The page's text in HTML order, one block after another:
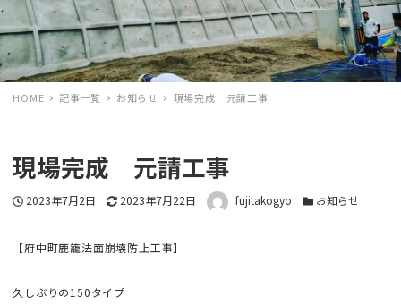
HOME 記事一覧 お知らせ 現場完成 元請工事
現場完成 元請工事
投稿日
2023年7月2日 更新日
2023年7月22日 著者 fujitakogyo カテゴリー
お知らせ
【府中町鹿籠法面崩壊防止工事】
久しぶりの150タイプ